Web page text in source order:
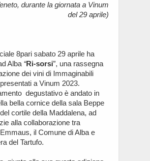
durante la giornata a Vinum
del 29 aprile)
8pari sabato 29 aprile ha
Alba “Ri-sorsi”, una rassegna
dei vini di Immaginabili
a Vinum 2023.
degustativo è andato in
bella cornice della sala Beppe
cortile della Maddalena, ad
alla collaborazione tra
il Comune di Alba e
del Tartufo.